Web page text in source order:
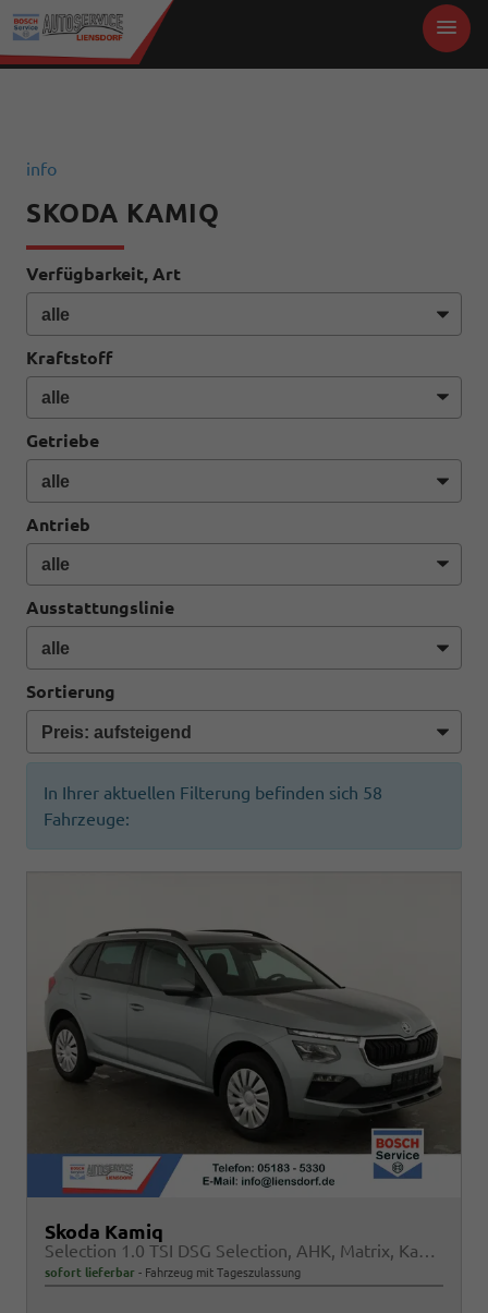
info
SKODA KAMIQ
Verfügbarkeit, Art
Kraftstoff
Getriebe
Antrieb
Ausstattungslinie
Sortierung
In Ihrer aktuellen Filterung befinden sich 58
Fahrzeuge:
Skoda Kamiq
Selection 1.0 TSI DSG Selection, AHK, Matrix, Kamera, Ladeboden, Winter
sofort lieferbar Fahrzeug mit Tageszulassung